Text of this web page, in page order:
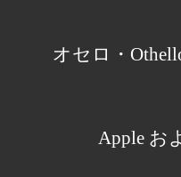
オセロ・
Apple お